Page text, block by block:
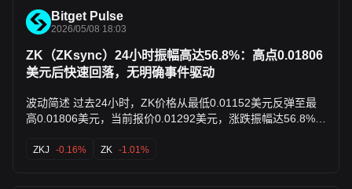
见官方公告、重大新闻或显著鲸鱼动作，链上数据显示费用和
DEX量偏低，进一步印证流动性瓶颈为主要推手。 市场观点及
展望 社区主流情绪偏谨慎乐观，X平台讨论聚焦ZK作为
ZKsync Gateway gas token的长期效用及Fee Flow机制（虽
于5月1日上线），部分交易者视当前为积累区，预测若突破阻
及进一步回调。 说明：本分析由AI基于公开数据及链上监测自
动生成，仅供信息参考。
Bitget Pulse
2026/05/08 18:03
ZK（ZKsync）24小时振幅高达56.8%：高点0.01806
美元后快速回落，无明确事件驱动
波动简述 过去24小时，ZK价格从最低0.01152美元反弹至最
高0.01806美元，当前报价0.01292美元，涨跌振幅达56.8%。
费用574美元。 异动原因简析 - 过去24小时内，未发现官方公
ZKJ -0.16% ZK -1.01%